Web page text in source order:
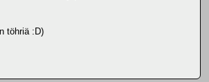
töhriä :D)